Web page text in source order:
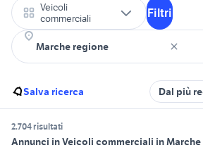
Veicoli
commerciali
Filtri
Salva ricerca Dal più
2.704 risultati
Annunci in Veicoli commerciali in Marche